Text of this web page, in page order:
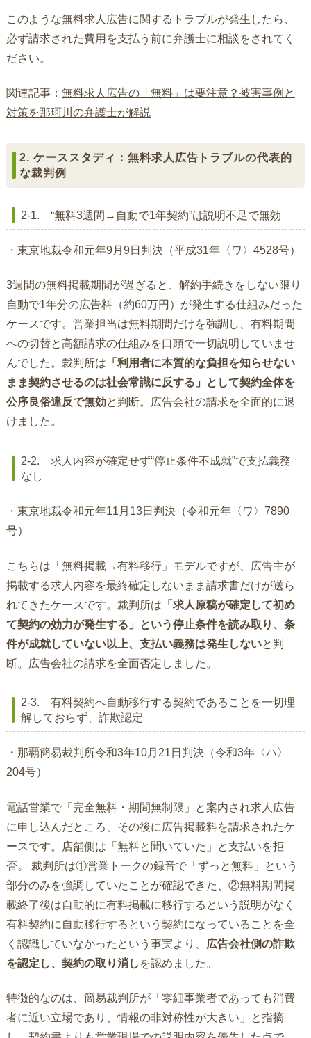
このような無料求人広告に関するトラブルが発生したら、
必ず請求された費用を支払う前に弁護士に相談をされてく
ださい。
関連記事： 無料求人広告の「無料」は要注意？被害事例と
対策を那珂川の弁護士が解説
2. ケーススタディ：無料求人広告トラブルの代表的
な裁判例
2-1. “無料3週間→自動で1年契約”は説明不足で無効
・東京地裁令和元年9月9日判決（平成31年〈ワ〉4528号）
3週間の無料掲載期間が過ぎると、解約手続きをしない限り
自動で1年分の広告料（約60万円）が発生する仕組みだった
ケースです。営業担当は無料期間だけを強調し、有料期間
への切替と高額請求の仕組みを口頭で一切説明していませ
んでした。裁判所は 「利用者に本質的な負担を知らせない
まま契約させるのは社会常識に反する」として契約全体を
公序良俗違反で無効と判断。広告会社の請求を全面的に退
けました。
2-2. 求人内容が確定せず“停止条件不成就”で支払義務
なし
・東京地裁令和元年11月13日判決（令和元年〈ワ〉7890
号）
こちらは「無料掲載→有料移行」モデルですが、広告主が
掲載する求人内容を最終確定しないまま請求書だけが送ら
れてきたケースです。裁判所は 「求人原稿が確定して初め
て契約の効力が発生する」という停止条件を読み取り、条
件が成就していない以上、支払い義務は発生しないと判
断。広告会社の請求を全面否定しました。
2-3. 有料契約へ自動移行する契約であることを一切理
解しておらず、詐欺認定
・那覇簡易裁判所令和3年10月21日判決（令和3年〈ハ〉
204号）
電話営業で「完全無料・期間無制限」と案内され求人広告
に申し込んだところ、その後に広告掲載料を請求されたケ
ースです。店舗側は「無料と聞いていた」と支払いを拒
否。 裁判所は①営業トークの録音で「ずっと無料」という
部分のみを強調していたことが確認できた、②無料期間掲
載終了後は自動的に有料掲載に移行するという説明がなく
有料契約に自動移行するという契約になっていることを全
く認識していなかったという事実より、 広告会社側の詐欺
を認定し、契約の取り消し を認めました。
特徴的なのは、簡易裁判所が「零細事業者であっても消費
者に近い立場であり、情報の非対称性が大きい」と指摘